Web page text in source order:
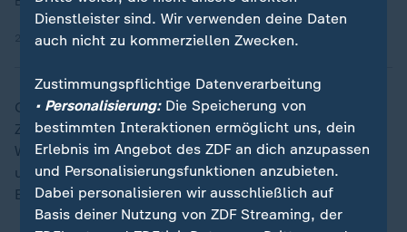
21.05.2026 | 44:05 min
Gleichzeitig musste die Europäische Union aber US-
Zölle in Höhe von bis zu 15 Prozent auf die meisten
Warenexporte in die Vereinigten Staaten akzeptieren
und weitere Zugeständnisse wie die Abschaffung von
EU-Zöllen auf US-Industriegüter machen.
Dienstleister sind. Wir verwenden deine Daten
auch nicht zu kommerziellen Zwecken.
Zustimmungspflichtige Datenverarbeitung
• Personalisierung:Die Speicherung von
bestimmten Interaktionen ermöglicht uns, dein
Erlebnis im Angebot des ZDF an dich anzupassen
und Personalisierungsfunktionen anzubieten.
Dabei personalisieren wir ausschließlich auf
Basis deiner Nutzung von ZDF Streaming, der